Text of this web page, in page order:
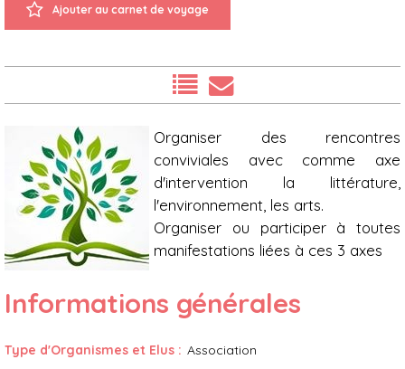
Ajouter au carnet de voyage
PrésentationOrganiser des rencontres
conviviales avec comme axe
d'intervention la littérature,
l'environnement, les arts.
Organiser ou participer à toutes
manifestations liées à ces 3 axes
Informations générales
Type d'Organismes et Elus : Association